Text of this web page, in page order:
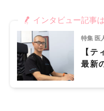
インタビュー記事
特集 医
【テ
最新
容医